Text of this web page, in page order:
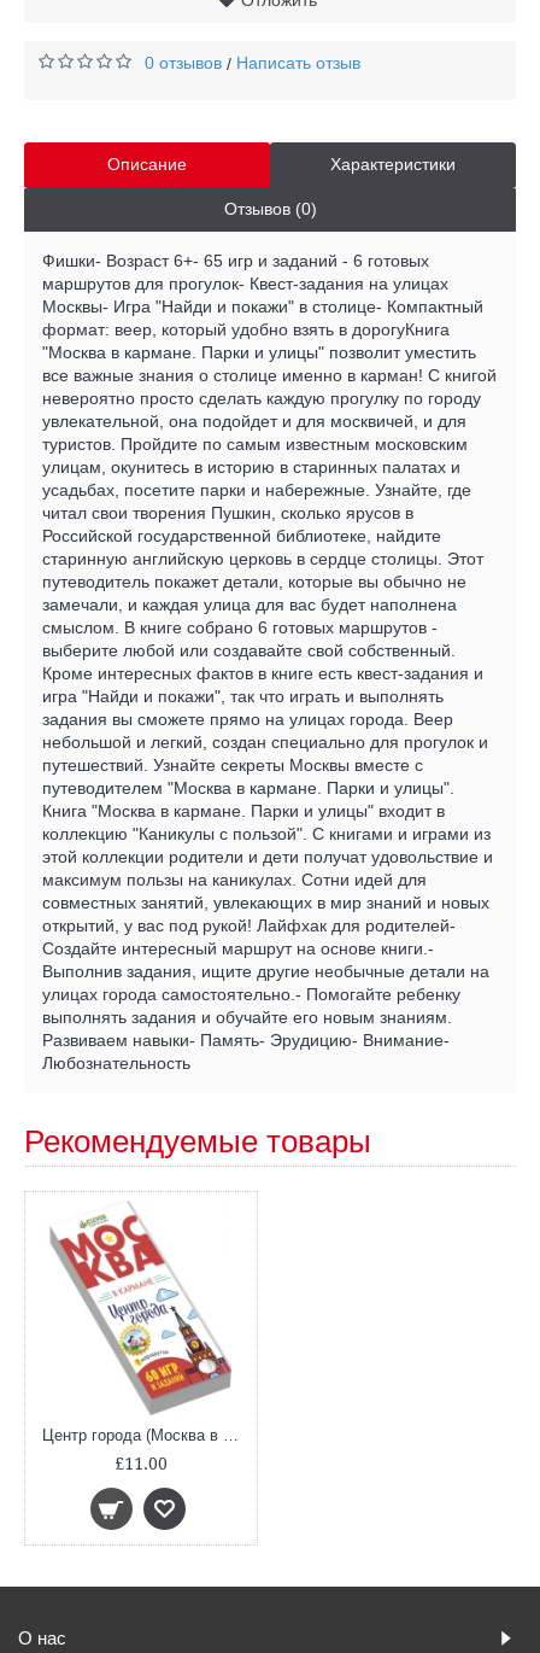
0 отзывов / Написать отзыв
Описание Характеристики
Отзывов (0)
Фишки- Возраст 6+- 65 игр и заданий - 6 готовых
маршрутов для прогулок- Квест-задания на улицах
Москвы- Игра "Найди и покажи" в столице- Компактный
формат: веер, который удобно взять в дорогуКнига
"Москва в кармане. Парки и улицы" позволит уместить
все важные знания о столице именно в карман! С книгой
невероятно просто сделать каждую прогулку по городу
увлекательной, она подойдет и для москвичей, и для
туристов. Пройдите по самым известным московским
улицам, окунитесь в историю в старинных палатах и
усадьбах, посетите парки и набережные. Узнайте, где
читал свои творения Пушкин, сколько ярусов в
Российской государственной библиотеке, найдите
старинную английскую церковь в сердце столицы. Этот
путеводитель покажет детали, которые вы обычно не
замечали, и каждая улица для вас будет наполнена
смыслом. В книге собрано 6 готовых маршрутов -
выберите любой или создавайте свой собственный.
Кроме интересных фактов в книге есть квест-задания и
игра "Найди и покажи", так что играть и выполнять
задания вы сможете прямо на улицах города. Веер
небольшой и легкий, создан специально для прогулок и
путешествий. Узнайте секреты Москвы вместе с
путеводителем "Москва в кармане. Парки и улицы".
Книга "Москва в кармане. Парки и улицы" входит в
коллекцию "Каникулы с пользой". С книгами и играми из
этой коллекции родители и дети получат удовольствие и
максимум пользы на каникулах. Сотни идей для
совместных занятий, увлекающих в мир знаний и новых
открытий, у вас под рукой! Лайфхак для родителей-
Создайте интересный маршрут на основе книги.-
Выполнив задания, ищите другие необычные детали на
улицах города самостоятельно.- Помогайте ребенку
выполнять задания и обучайте его новым знаниям.
Развиваем навыки- Память- Эрудицию- Внимание-
Любознательность
Рекомендуемые товары
£11.00
О нас